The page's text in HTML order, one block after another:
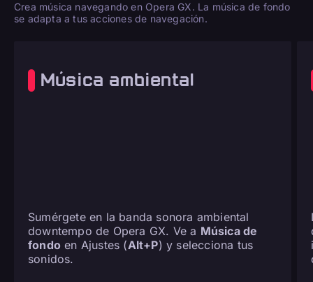
Crea música navegando en Opera GX. La música de fondo
se adapta a tus acciones de navegación.
Música ambiental
Sumérgete en la banda sonora ambiental
downtempo de Opera GX. Ve a Música de
fondo en Ajustes (Alt+P) y selecciona tus
sonidos.